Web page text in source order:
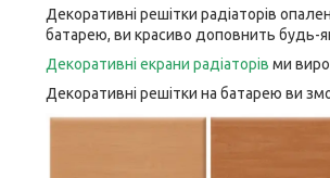
Декоративні решітки радіаторів
батарею, ви красиво доповнить будь-
Декоративні екрани радіаторів ми
Декоративні решітки на батарею ви